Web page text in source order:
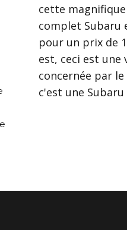
cette
complet Subaru
pour un prix de
est, ceci est une
concernée par
c'est une Subaru